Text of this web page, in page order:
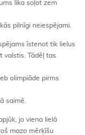
lika soļot zem
pilnīgi neiespējami.
īstenot tik lielus
valstis. Tādēļ tas
olimpiāde pirms
saimē.
jo viena lielā
mazo mērķīšu